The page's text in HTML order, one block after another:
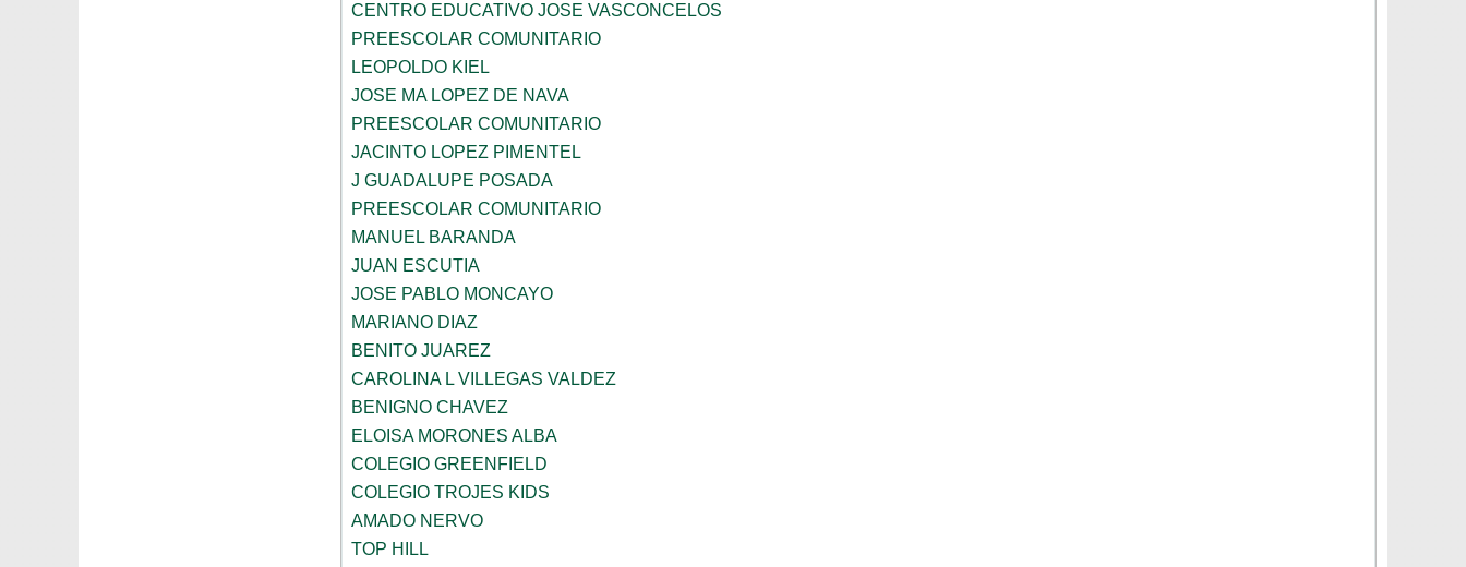
CENTRO EDUCATIVO JOSE VASCONCELOS
PREESCOLAR COMUNITARIO
LEOPOLDO KIEL
JOSE MA LOPEZ DE NAVA
PREESCOLAR COMUNITARIO
JACINTO LOPEZ PIMENTEL
J GUADALUPE POSADA
PREESCOLAR COMUNITARIO
MANUEL BARANDA
JUAN ESCUTIA
JOSE PABLO MONCAYO
MARIANO DIAZ
BENITO JUAREZ
CAROLINA L VILLEGAS VALDEZ
BENIGNO CHAVEZ
ELOISA MORONES ALBA
COLEGIO GREENFIELD
COLEGIO TROJES KIDS
AMADO NERVO
TOP HILL